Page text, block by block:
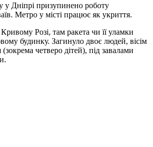
у Дніпрі призупинено роботу
Метро у місті працює як укриття.
Розі, там ракета чи її уламки
будинку. Загинуло двоє людей, вісім
четверо дітей), під завалами